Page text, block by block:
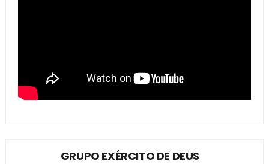
GRUPO EXÉRCITO DE DEUS